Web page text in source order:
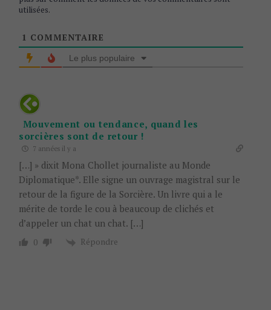
utilisées.
1 COMMENTAIRE
Le plus populaire
Mouvement ou tendance, quand les
sorcières sont de retour !
7 années il y a
[…] » dixit Mona Chollet journaliste au Monde
Diplomatique*. Elle signe un ouvrage magistral sur le
retour de la figure de la Sorcière. Un livre qui a le
mérite de torde le cou à beaucoup de clichés et
d’appeler un chat un chat. […]
0 Répondre